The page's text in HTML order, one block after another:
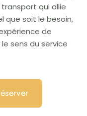
qui allie
que soit le besoin,
de
sens du service